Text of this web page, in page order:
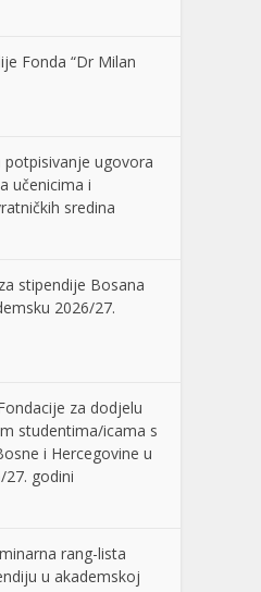
Fonda “Dr Milan
potpisivanje ugovora
učenicima i
sredina
stipendije Bosana
2026/27.
za dodjelu
studentima/icama s
i Hercegovine u
godini
rang-lista
u akademskoj